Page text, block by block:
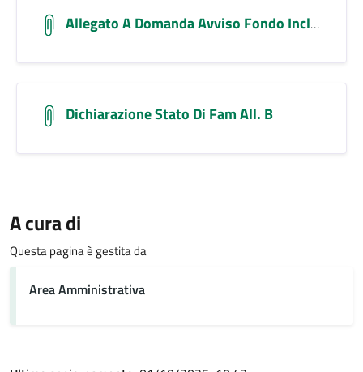
Allegato A Domanda Avviso Fondo Inclusione
Dichiarazione Stato Di Fam All. B
A cura di
Questa pagina è gestita da
Area Amministrativa